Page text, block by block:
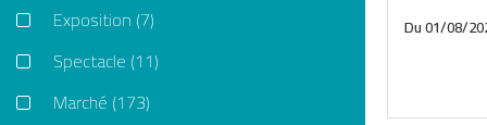
Exposition (7)
Spectacle (11)
Marché (173)
Du01/08/